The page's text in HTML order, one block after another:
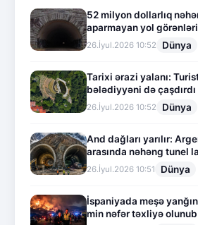
52 milyon dollarlıq
aparmayan yol
26.İyul.2026 10:52 Dünya
Tarixi ərazi yalanı:
bələdiyyəni də çaşdırdı
26.İyul.2026 10:52 Dünya
And dağları yarılır:
arasında nəhəng tunel
26.İyul.2026 10:51 Dünya
İspaniyada meşə
min nəfər təxliyə olunub